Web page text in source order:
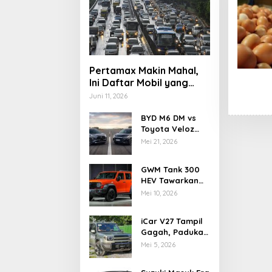
Pertamax Makin Mahal,
Ini Daftar Mobil yang
Masih Aman Pakai
Juni 11, 2026
BYD M6 DM vs
Toyota Veloz
Hybrid, Adu
Elektrifikasi
Mei 21, 2026
GWM Tank 300
HEV Tawarkan
Tenaga Hybrid
Mei 10, 2026
iCar V27 Tampil
Gagah, Padukan
Gaya Off-Road
Mei 5, 2026